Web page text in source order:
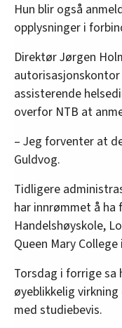
Hun blir også
opplysninger i
Direktør Jørgen
autorisasjonskontor
assisterende
overfor NTB at
– Jeg forventer at
Guldvog.
Tidligere
har innrømmet å
Handelshøyskole,
Queen Mary
Torsdag i forrige sa
øyeblikkelig
med studiebevis.